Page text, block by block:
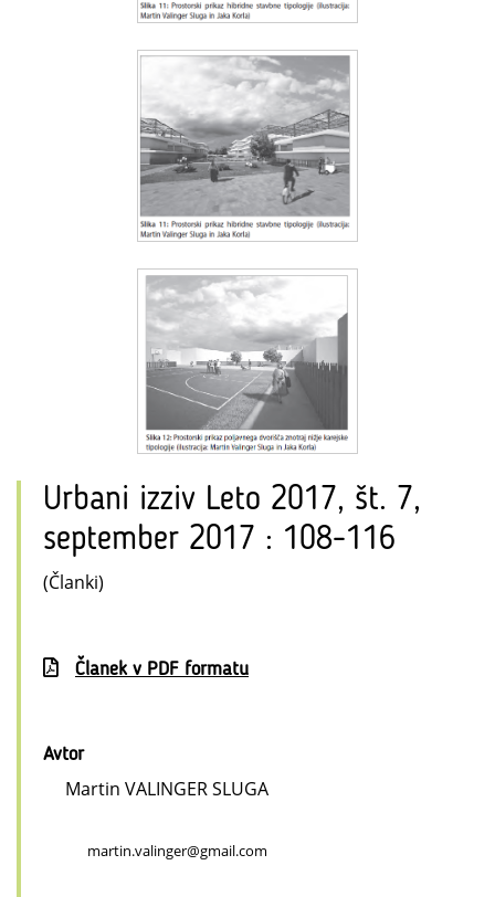
Urbani izziv Leto 2017, št. 7,
september 2017 : 108-116
(Članki)
Članek v PDF formatu
Avtor
Martin VALINGER SLUGA
martin.valinger@gmail.com